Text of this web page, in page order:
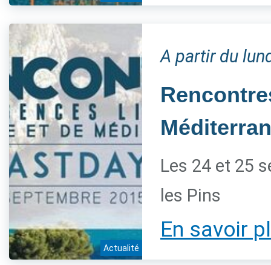
Actualité
A partir du
Les 24 et 25
les Pins
En savoir